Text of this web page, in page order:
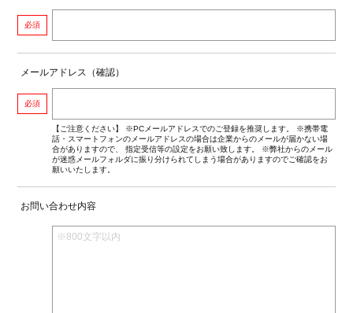
必須
メールアドレス（確認）
必須
【ご注意ください】 ※PCメールアドレスでのご登録を推奨します。 ※携帯電
話・スマートフォンのメールアドレスの場合は企業からのメールが届かない場
合がありますので、 指定受信等の設定をお願い致します。 ※弊社からのメール
が迷惑メールフォルダに振り分けられてしまう場合がありますのでご確認をお
願いいたします。
お問い合わせ内容